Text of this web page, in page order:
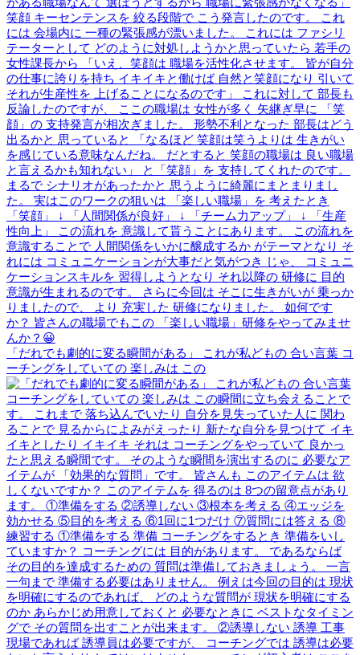
「だれでも劇的に変る瞬間がある」 これが私どもの 合い言葉 コ
ーチングをしていての 楽しみは この